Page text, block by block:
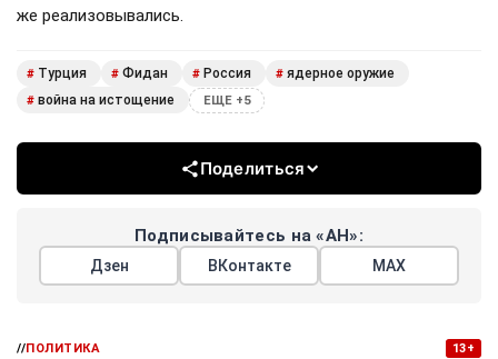
же реализовывались.
# Турция # Фидан # Россия # ядерное оружие
# война на истощение ЕЩЕ +5
Поделиться
Подписывайтесь на «АН»:
Дзен ВКонтакте МАХ
//ПОЛИТИКА 13+